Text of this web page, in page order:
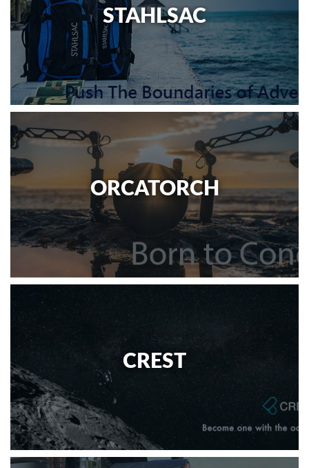
STAHLSAC
ORCATORCH
CREST